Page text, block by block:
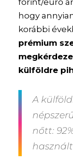
forint/euró
hogy
korábbi
prémium
külföldre
A
nőtt: